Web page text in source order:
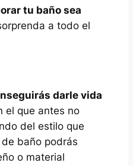
tu baño sea
a todo el
darle vida
el que antes no
del estilo que
baño podrás
o material